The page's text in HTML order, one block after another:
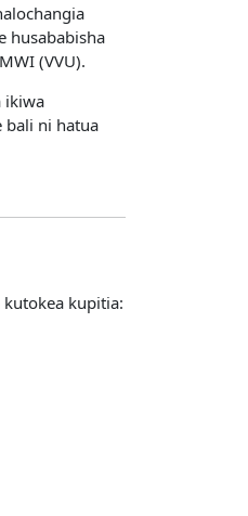
husababisha
(VVU).
ikiwa
bali ni hatua
kupitia: